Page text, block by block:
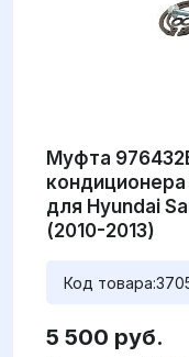
Муфта
кондиционера
для Hyundai
(2010-2013)
Код товара:
5 500 руб.